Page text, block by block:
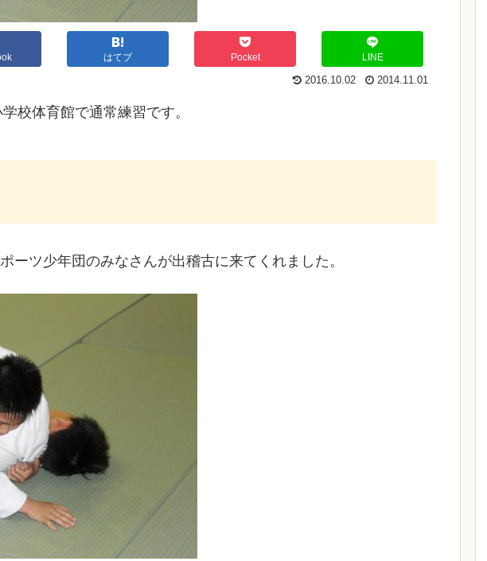
はてブ Pocket LINE
2016.10.02 2014.11.01
校体育館で通常練習です。
ーツ少年団のみなさんが出稽古に来てくれました。